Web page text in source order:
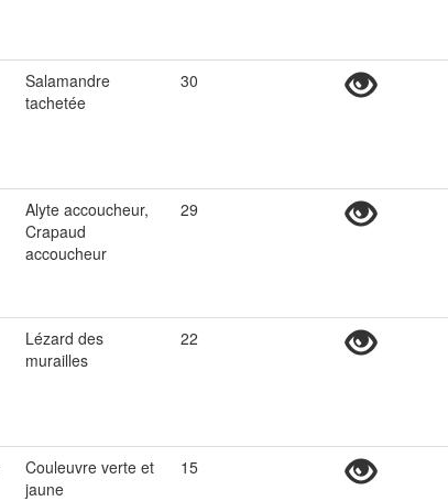
Salamandre
tachetée
30
Alyte accoucheur,
Crapaud
accoucheur
29
Lézard des
murailles
22
Couleuvre verte et
jaune
15